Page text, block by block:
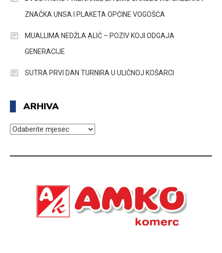
ZNAČKA UNSA I PLAKETA OPĆINE VOGOŠĆA
MUALLIMA NEDŽLA ALIĆ – POZIV KOJI ODGAJA
GENERACIJE
SUTRA PRVI DAN TURNIRA U ULIČNOJ KOŠARCI
ARHIVA
ARHIVA